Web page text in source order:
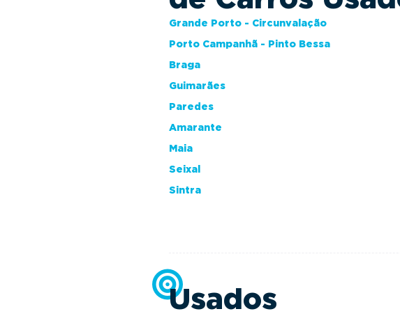
Grande Porto - Circunvalação
Porto Campanhã - Pinto Bessa
Braga
Guimarães
Paredes
Amarante
Maia
Seixal
Sintra
Usados